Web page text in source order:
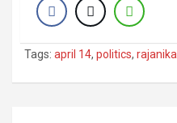
Tags: april 14, politics,